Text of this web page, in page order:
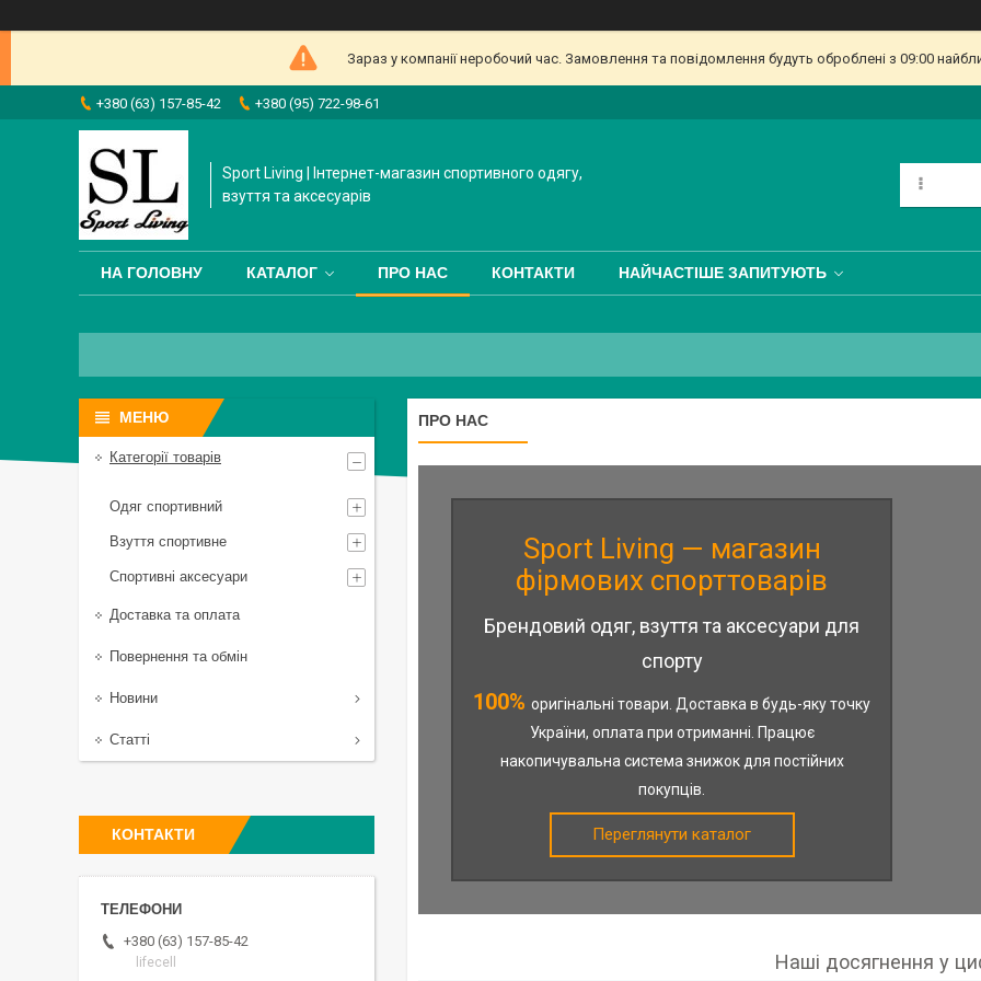
Зараз у компанії неробочий час. Замовлення та повідомлення будуть оброблені з 09:00
+380 (63) 157-85-42 +380 (95) 722-98-61
Sport Living | Інтернет-магазин спортивного одягу,
взуття та аксесуарів
НА ГОЛОВНУ КАТАЛОГ ПРО НАС КОНТАКТИ НАЙЧАСТІШЕ ЗАПИТУЮТЬ
ПРО НАС
Sport Living — магазин
фірмових спорттоварів
Брендовий одяг, взуття та аксесуари для
спорту
100% оригінальні товари. Доставка в будь-яку точку
України, оплата при отриманні. Працює
накопичувальна система знижок для постійних
покупців.
Переглянути каталог
Наші досягнення у
Категорії товарів
Одяг спортивний
Взуття спортивне
Спортивні аксесуари
Доставка та оплата
Повернення та обмін
Новини
Статті
КОНТАКТИ
+380 (63) 157-85-42
lifecell